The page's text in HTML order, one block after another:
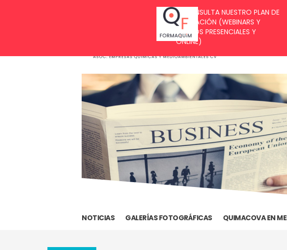
BUZÓN DE SUGERENCIAS
NOTICIAS GALERÍAS FOTOGRÁFICAS QUIMACOVA EN